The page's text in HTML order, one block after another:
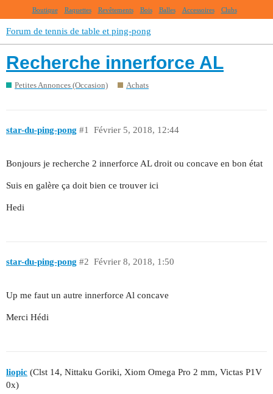
Boutique Raquettes Revêtements Bois Balles Accessoires Clubs
Forum de tennis de table et ping-pong
Recherche innerforce AL
Petites Annonces (Occasion) Achats
star-du-ping-pong Février 5, 2018, 12:44
#1
Bonjours je recherche 2 innerforce AL droit ou concave en bon état
Suis en galère ça doit bien ce trouver ici
Hedi
star-du-ping-pong Février 8, 2018, 1:50
#2
Up me faut un autre innerforce Al concave
Merci Hédi
liopic (Clst 14, Nittaku Goriki, Xiom Omega Pro 2 mm, Victas P1V
0x)